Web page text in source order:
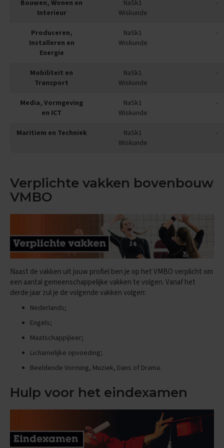
x
e
n
p
s
e
n
n
s
N
d
e
r
l
a
d
s
x
m
e
t
s
f
e
Bouwen, Wonen en
Interieur
NaSk1
Wiskunde
-
Produceren,
Installeren en
Energie
NaSk1
Wiskunde
-
Mobiliteit en
Transport
NaSk1
Wiskunde
-
Media, Vormgeving
en ICT
NaSk1
Wiskunde
-
Maritiem en Techniek
NaSk1
Wiskunde
-
Verplichte vakken bovenbouw
VMBO
Naast de vakken uit jouw profiel ben je op het VMBO verplicht om
een aantal gemeenschappelijke vakken te volgen. Vanaf het
derde jaar zul je de volgende vakken volgen:
Nederlands;
Engels;
Maatschappijleer;
Lichamelijke opvoeding;
Beeldende Vorming, Muziek, Dans of Drama.
Hulp voor het eindexamen